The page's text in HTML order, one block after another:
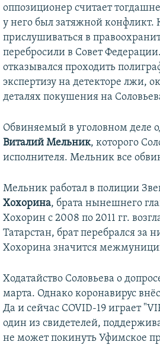
оппозиционер считает
у него был затяжной конфликт.
прислушиваться в
перебросили в Совет
отказывался проходить
экспертизу на детекторе лжи,
деталях покушения на
Обвиняемый в уголовном деле
Виталий Мельник, которого
исполнителя. Мельник все
Мельник работал в полиции
Хохорина, брата нынешнего
Хохорин с 2008 по 2011 гг.
Татарстан, брат перебрался за
Хохорина значится
Ходатайство Соловьева о
марта. Однако коронавирус
Да и сейчас COVID-19 играет
один из свидетелей,
не может покинуть Уфимское